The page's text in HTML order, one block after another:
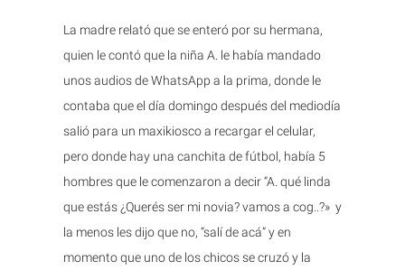
La madre relató que se enteró por su hermana,
quien le contó que la niña A. le había mandado
unos audios de WhatsApp a la prima, donde le
contaba que el día domingo después del mediodía
salió para un maxikiosco a recargar el celular,
pero donde hay una canchita de fútbol, había 5
hombres que le comenzaron a decir “A. qué linda
que estás ¿Querés ser mi novia? vamos a cog..?» y
la menos les dijo que no, “salí de acá” y en
momento que uno de los chicos se cruzó y la